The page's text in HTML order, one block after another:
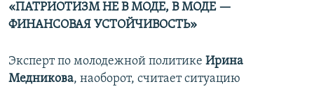
«ПАТРИОТИЗМ НЕ В МОДЕ, В МОДЕ —
ФИНАНСОВАЯ УСТОЙЧИВОСТЬ»
Эксперт по молодежной политике Ирина
Медникова, наоборот, считает ситуацию